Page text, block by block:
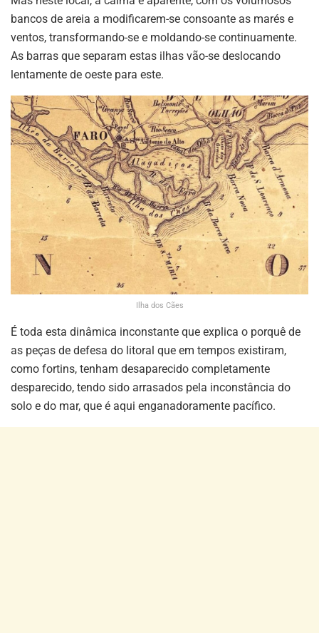
bancos de areia a modificarem-se consoante as marés e
ventos, transformando-se e moldando-se continuamente.
As barras que separam estas ilhas vão-se deslocando
lentamente de oeste para este.
Ilha dos Cães
É toda esta dinâmica inconstante que explica o porquê de
as peças de defesa do litoral que em tempos existiram,
como fortins, tenham desaparecido completamente
desparecido, tendo sido arrasados pela inconstância do
solo e do mar, que é aqui enganadoramente pacífico.